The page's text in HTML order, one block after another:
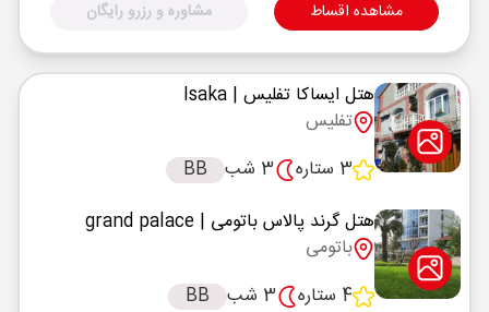
مشاهده اقساط مشاوره و رزرو رایگان
هتل ایساکا تفلیس | Isaka
تفلیس
3 ستاره
3 شب
BB
هتل گرند پالاس باتومی | grand palace
باتومی
4 ستاره
3 شب BB